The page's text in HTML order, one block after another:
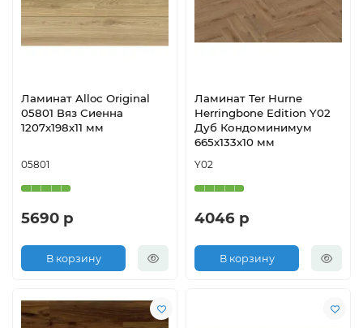
Ламинат Alloc Original
05801 Вяз Сиенна
1207х198х11 мм
05801
5690 р
В корзину
Ламинат Ter Hurne
Herringbone Edition Y02
Дуб Кондоминимум
665х133х10 мм
Y02
4046 р
В корзину